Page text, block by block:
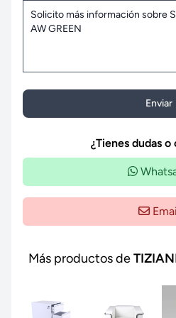
Enviar
¿Tienes dudas o
Más productos de